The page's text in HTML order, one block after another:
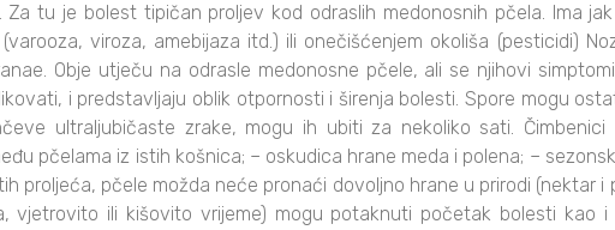
tu je bolest tipičan proljev kod odraslih medonosnih pčela. Ima
viroza, amebijaza itd.) ili onečišćenjem okoliša (pesticidi)
Obje utječu na odrasle medonosne pčele, ali se njihovi
i predstavljaju oblik otpornosti i širenja bolesti. Spore mogu
ultraljubičaste zrake, mogu ih ubiti za nekoliko sati. Čimbenici
pčelama iz istih košnica; – oskudica hrane meda i polena; –
proljeća, pčele možda neće pronaći dovoljno hrane u prirodi (nektar i
vjetrovito ili kišovito vrijeme) mogu potaknuti početak bolesti kao i